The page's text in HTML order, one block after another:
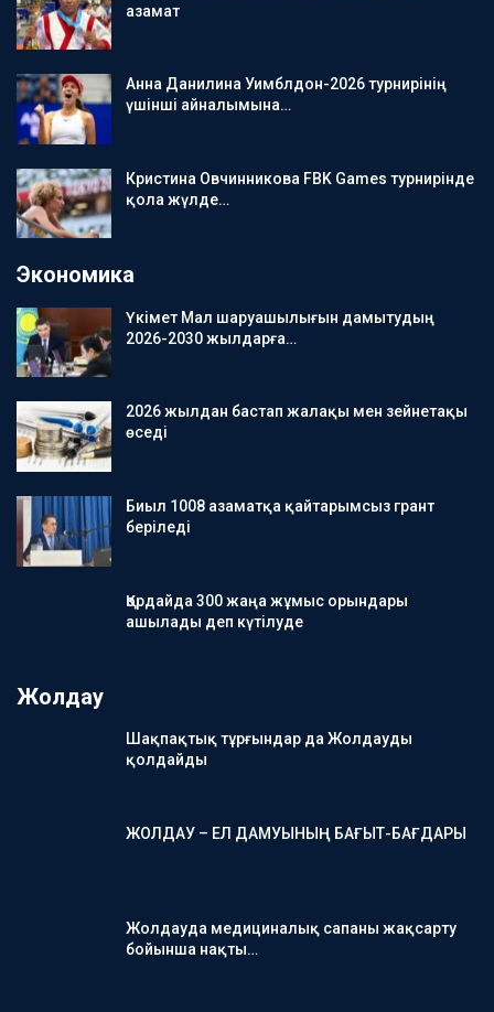
азамат
Анна Данилина Уимблдон-2026 турнирінің
үшінші айналымына…
Кристина Овчинникова FBK Games турнирінде
қола жүлде…
Экономика
Үкімет Мал шаруашылығын дамытудың
2026-2030 жылдарға…
2026 жылдан бастап жалақы мен зейнетақы
өседі
Биыл 1008 азаматқа қайтарымсыз грант
беріледі
Қордайда 300 жаңа жұмыс орындары
ашылады деп күтілуде
Жолдау
Шақпақтық тұрғындар да Жолдауды
қолдайды
ЖОЛДАУ – ЕЛ ДАМУЫНЫҢ БАҒЫТ-БАҒДАРЫ
Жолдауда медициналық сапаны жақсарту
бойынша нақты…